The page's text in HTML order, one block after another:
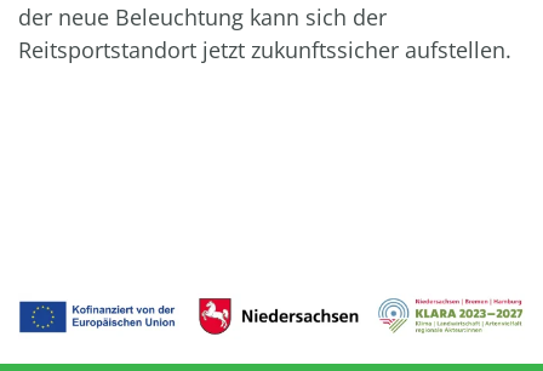
der neue Beleuchtung kann sich der
Reitsportstandort jetzt zukunftssicher aufstellen.